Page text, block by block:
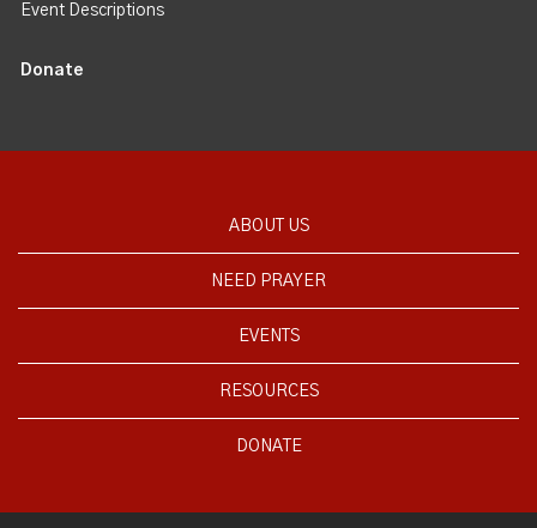
Event Descriptions
Donate
ABOUT US
NEED PRAYER
EVENTS
RESOURCES
DONATE